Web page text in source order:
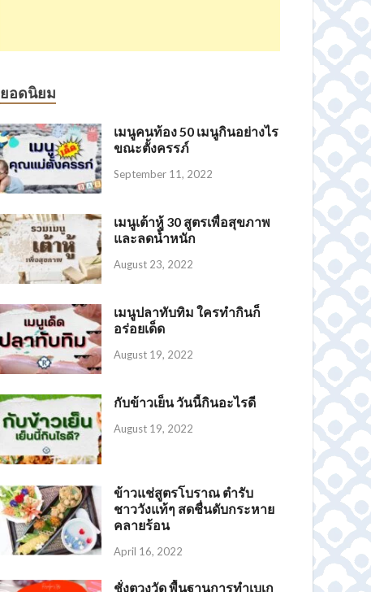
ยอดนิยม
เมนูคนท้อง 50 เมนูกินอย่างไร
ขณะตั้งครรภ์
September 11, 2022
เมนูเต้าหู้ 30 สูตรเพื่อสุขภาพ
และลดน้ำหนัก
August 23, 2022
เมนูปลาทับทิม ใครทำกินก็
อร่อยเด็ด
August 19, 2022
กับข้าวเย็น วันนี้กินอะไรดี
August 19, 2022
ข้าวแช่สูตรโบราณ ตำรับ
ชาววังแท้ๆ สดชื่นดับกระหาย
คลายร้อน
April 16, 2022
ชั่งตวงวัด พื้นฐานการทำเบเก